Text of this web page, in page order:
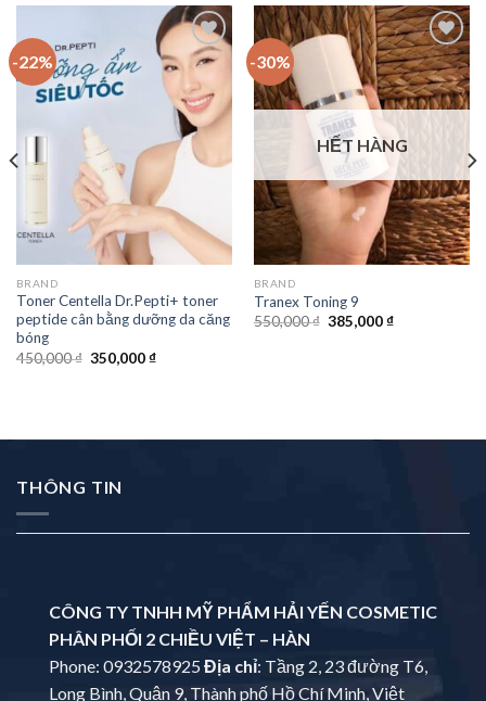
-22%
Add to
Wishlist
BRAND
Toner Centella Dr.Pepti+ toner
peptide cân bằng dưỡng da căng
bóng
450,000₫ 350,000₫
-30%
Add to
Wishlist
HẾT HÀNG
BRAND
Tranex Toning 9
550,000₫ 385,000₫
THÔNG TIN
CÔNG TY TNHH MỸ PHẨM HẢI YẾN COSMETIC
PHÂN PHỐI 2 CHIỀU VIỆT – HÀN
Phone: 0932578925Địa chỉ: Tầng 2, 23 đường T6,
Long Bình, Quận 9, Thành phố Hồ Chí Minh, Việt